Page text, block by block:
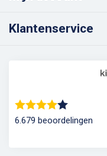
Klantenservice
6.679 beoordelingen